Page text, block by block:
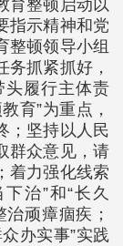
育整顿启动以
指示精神和党
整顿领导小组
抓紧抓好，
头履行主体责
育”为重点，
；坚持以人民
群众意见，请
着力强化线索
治”和“长久
顽瘴痼疾；
办实事”实践